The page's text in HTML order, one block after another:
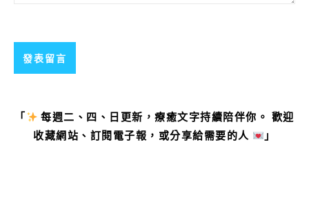
「
每週二、四、日更新，療癒文字持續陪伴你。 歡迎
收藏網站、訂閱電子報，或分享給需要的人
」